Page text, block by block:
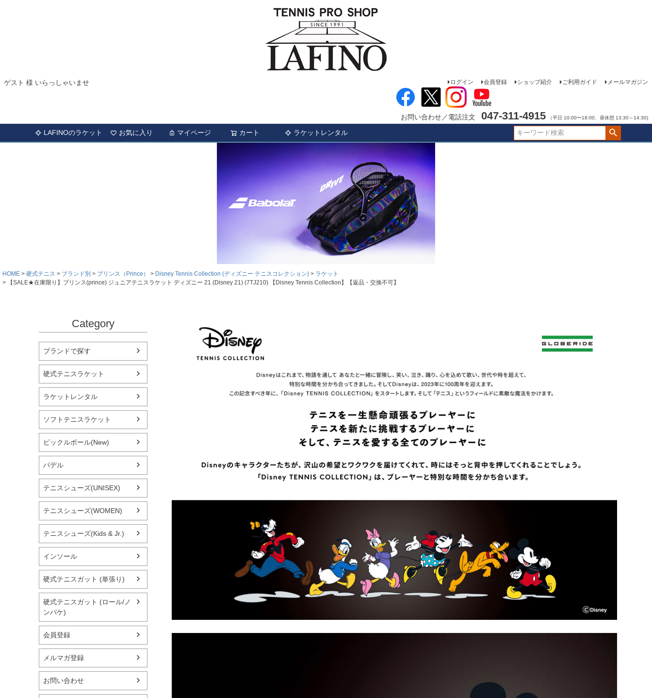
ゲスト 様 いらっしゃいませ ログイン 会員登録 ショップ紹介 ご利用ガイド メールマガジン
お問い合わせ／電話注文 047-311-4915 （平日 10:00〜18:00、昼休憩 13:30～14:30)
LAFINOのラケット お気に入り マイページ カート ラケットレンタル
HOME 硬式テニス ブランド別 プリンス（Prince） Disney Tennis Collection (ディズニー テニスコレクション)
ラケット
【SALE★在庫限り】プリンス(prince) ジュニアテニスラケット ディズニー 21 (Disney 21) (7TJ210) 【Disney Tennis Collection】【返品・交換不可】
Category
ブランドで探す
硬式テニスラケット
ラケットレンタル
ソフトテニスラケット
ピックルボール(New)
パデル
テニスシューズ(UNISEX)
テニスシューズ(WOMEN)
テニスシューズ(Kids & Jr.)
インソール
硬式テニスガット (単張り)
硬式テニスガット (ロール/ノ
ンパケ)
会員登録
メルマガ登録
お問い合わせ